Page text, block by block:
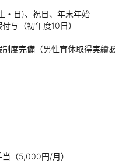
・日)、祝日、年末年始
与（初年度10日）
度完備（男性育休取得実績あ
（5,000円/月）